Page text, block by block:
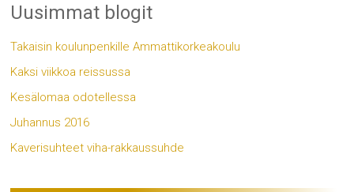
Uusimmat blogit
Takaisin koulunpenkille Ammattikorkeakoulu
Kaksi viikkoa reissussa
Kesälomaa odotellessa
Juhannus 2016
Kaverisuhteet viha-rakkaussuhde